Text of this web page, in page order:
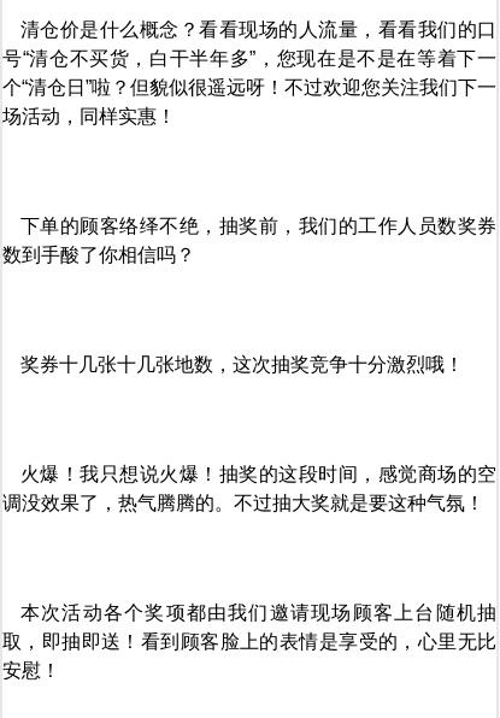
清仓价是什么概念？看看现场的人流量，看看我们的口
号“清仓不买货，白干半年多”，您现在是不是在等着下一
个“清仓日”啦？但貌似很遥远呀！不过欢迎您关注我们下一
场活动，同样实惠！
下单的顾客络绎不绝，抽奖前，我们的工作人员数奖券
数到手酸了你相信吗？
奖券十几张十几张地数，这次抽奖竞争十分激烈哦！
火爆！我只想说火爆！抽奖的这段时间，感觉商场的空
调没效果了，热气腾腾的。不过抽大奖就是要这种气氛！
本次活动各个奖项都由我们邀请现场顾客上台随机抽
取，即抽即送！看到顾客脸上的表情是享受的，心里无比
安慰！